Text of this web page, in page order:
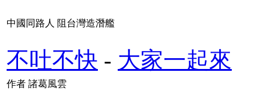
中國同路人 阻台灣造潛艦
不吐不快 - 大家一起來
作者 諸葛風雲